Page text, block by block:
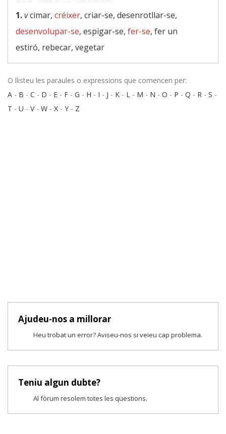
1.vcimar, créixer, criar-se, desenrotllar-se,
desenvolupar-se, espigar-se, fer-se, fer un
estiró, rebecar, vegetar
O llisteu les paraules o expressions que comencen per:
A - B - C - D - E - F - G - H - I - J - K - L - M - N - O - P - Q - R - S -
T - U - V- W - X - Y - Z
Ajudeu-nos a millorar
Heu trobat un error? Aviseu-nos si veieu cap problema.
Teniu algun dubte?
Al fòrum resolem totes les qüestions.